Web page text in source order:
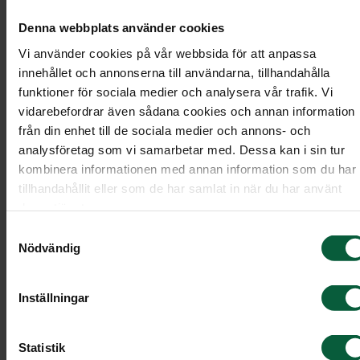
Denna webbplats använder cookies
Vi använder cookies på vår webbsida för att anpassa
innehållet och annonserna till användarna, tillhandahålla
funktioner för sociala medier och analysera vår trafik. Vi
vidarebefordrar även sådana cookies och annan information
från din enhet till de sociala medier och annons- och
analysföretag som vi samarbetar med. Dessa kan i sin tur
kombinera informationen med annan information som du har
tillhandahållit eller som de har samlat in när du har använt
Nödvändig
Inställningar
Statistik
Stenmodell EN105
Stående kvadratisk sten med en sovande räv och